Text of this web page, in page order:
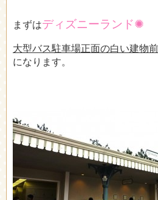
まずはディズニーランド✺
大型バス駐車場正面の白い建物
になります。